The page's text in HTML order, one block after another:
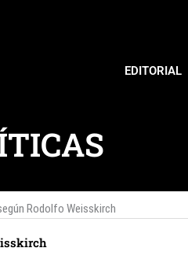
EDITORIAL
Rodolfo Weisskirch